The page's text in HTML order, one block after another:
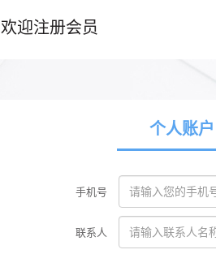
欢迎注册会员
个人账户
手机号
联系人